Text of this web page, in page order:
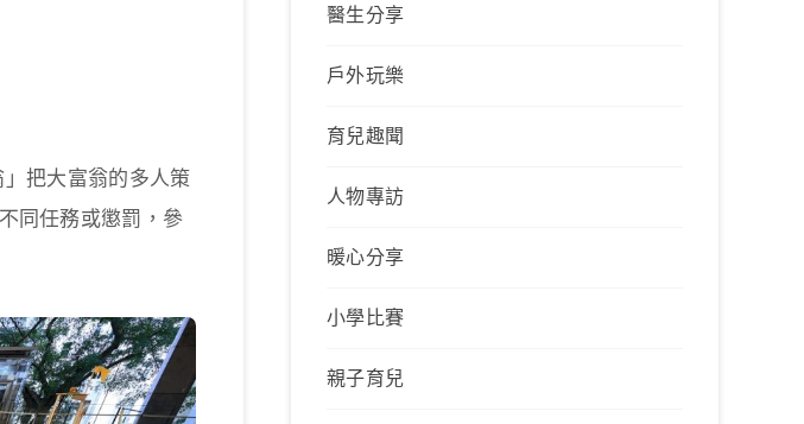
把大富翁的多人策
同任務或懲罰，參
醫生分享
戶外玩樂
育兒趣聞
人物專訪
暖心分享
小學比賽
親子育兒